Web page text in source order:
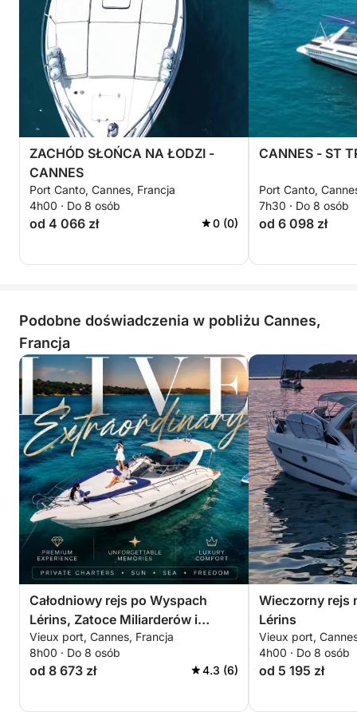
Ta wycieczka oferuje idealne połączenie komfortu,
elastyczności i odkrywania Lazurowego Wybrzeża.
ZACHÓD SŁOŃCA NA ŁODZI -
CANNES
Port Canto, Cannes, Francja
4h00 · Do 8 osób
od 4 066 zł 0 (0)
CANNES - ST
Port Canto,
7h30 · Do 8 osób
od 6 098 zł
Podobne doświadczenia w pobliżu Cannes,
Francja
Całodniowy rejs po Wyspach
Lérins, Zatoce Miliarderów i
Théoule-sur-Mer
Vieux port, Cannes, Francja
8h00 · Do 8 osób
od 8 673 zł 4.3 (6)
Wieczorny rejs
Lérins
Vieux port,
4h00 · Do 8 osób
od 5 195 zł